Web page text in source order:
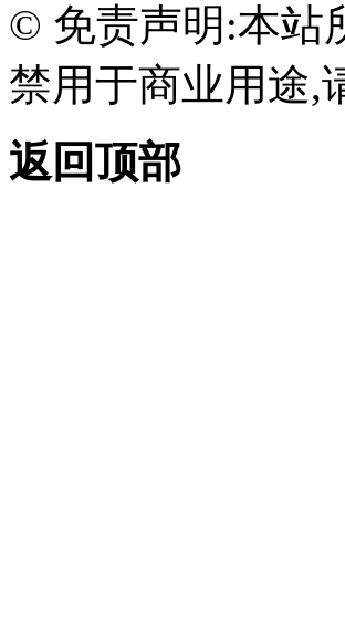
© 免责声明:本站
禁用于商业用途,
返回顶部